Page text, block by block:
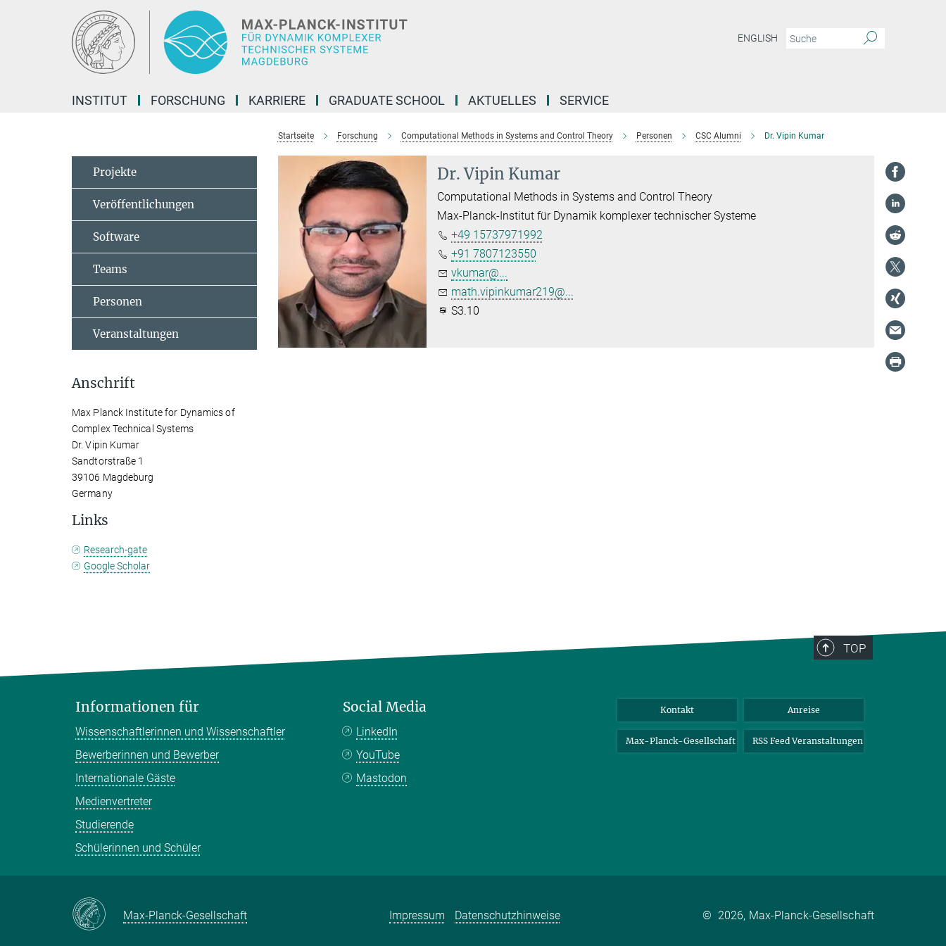
ENGLISH
INSTITUT FORSCHUNG KARRIERE GRADUATE SCHOOL AKTUELLES SERVICE
Startseite Forschung Computational Methods in Systems and Control Theory Personen CSC Alumni Dr. Vipin Kumar
Dr. Vipin Kumar
Computational Methods in Systems and Control Theory
Max-Planck-Institut für Dynamik komplexer technischer Systeme
+49 15737971992
+91 7807123550
vkumar@...
math.vipinkumar219@...
S3.10
Projekte
Veröffentlichungen
Software
Teams
Personen
Veranstaltungen
Anschrift
Max Planck Institute for Dynamics of
Complex Technical Systems
Dr. Vipin Kumar
Sandtorstraße 1
39106 Magdeburg
Germany
Links
Research-gate
Google Scholar
TOP
Informationen für
Wissenschaftlerinnen und Wissenschaftler
Bewerberinnen und Bewerber
Internationale Gäste
Medienvertreter
Studierende
Schülerinnen und Schüler
Social Media
LinkedIn
YouTube
Mastodon
Kontakt Anreise
Max-Planck-Gesellschaft RSS Feed Veranstaltungen
Max-Planck-Gesellschaft Impressum Datenschutzhinweise © 2026, Max-Planck-Gesellschaft